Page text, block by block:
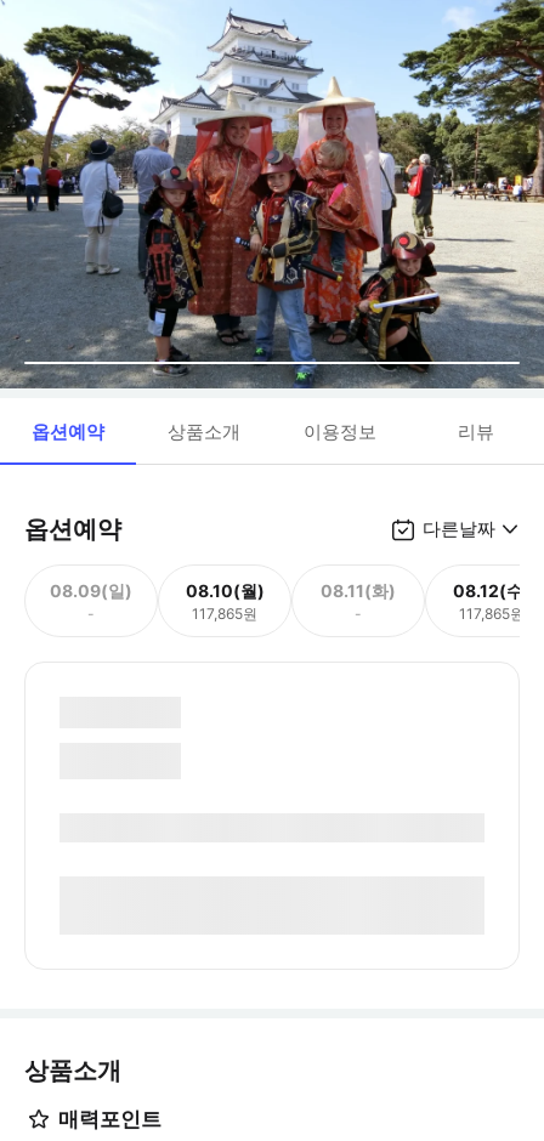
옵션예약 상품소개 이용정보 리뷰
옵션예약 다른날짜
08.09(일)
-
08.10(월)
117,865원
08.11(화)
-
08.12(수)
117,865원
상품소개
매력포인트